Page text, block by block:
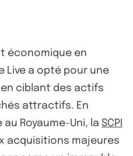
économique en
Live a opté pour une
ciblant des actifs
attractifs. En
Royaume-Uni, la SCPI
acquisitions majeures